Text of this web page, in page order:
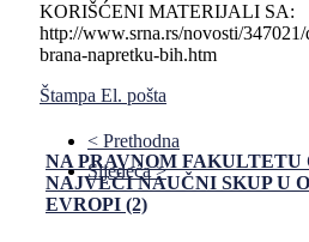
KORIŠĆENI MATERIJALI SA:
http://www.srna.rs/novosti/
brana-napretku-bih.htm
Štampa El. pošta
< Prethodna
Sljedeća >
NA PRAVNOM FAKULTETU
NAJVEĆI NAUČNI SKUP U
EVROPI (2)